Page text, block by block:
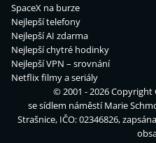
SpaceX na burze
Nejlepší telefony
Nejlepší AI zdarma
Nejlepší chytré hodinky
Nejlepší VPN – srovnání
Netflix filmy a seriály
© 2001 - 2026 Copyright
se sídlem náměstí Marie
Strašnice, IČO: 02346826,